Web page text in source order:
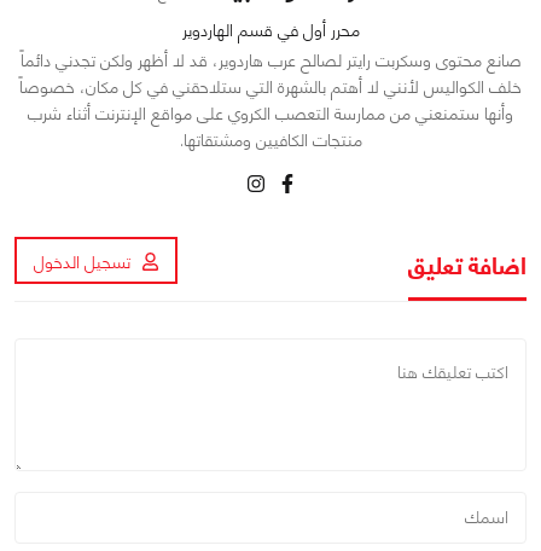
محرر أول في قسم الهاردوير
صانع محتوى وسكربت رايتر لصالح عرب هاردوير، قد لا أظهر ولكن تجدني دائماً
خلف الكواليس لأنني لا أهتم بالشهرة التي ستلاحقني في كل مكان، خصوصاً
وأنها ستمنعني من ممارسة التعصب الكروي على مواقع الإنترنت أثناء شرب
منتجات الكافيين ومشتقاتها.
اضافة تعليق تسجيل الدخول